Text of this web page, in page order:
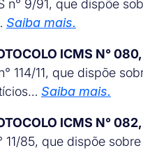
n° 9/91, que dispõe
Saiba mais.
ICMS N°
114/11, que dispõe
Saiba mais.
ICMS N°
11/85, que dispõe